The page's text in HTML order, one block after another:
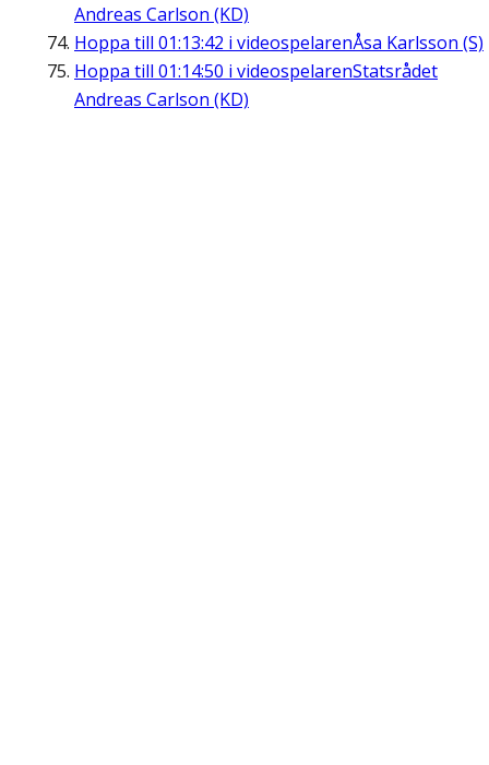
Andreas Carlson (KD)
Hoppa till 01:13:42 i videospelarenÅsa Karlsson (S)
Hoppa till 01:14:50 i videospelarenStatsrådet
Andreas Carlson (KD)